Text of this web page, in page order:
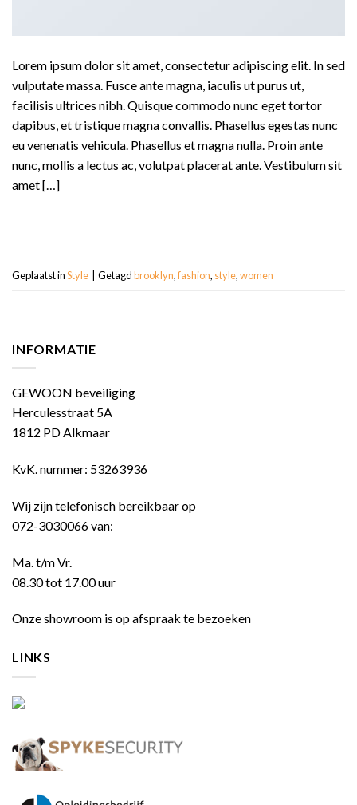
Lorem ipsum dolor sit amet, consectetur adipiscing elit. In sed
vulputate massa. Fusce ante magna, iaculis ut purus ut,
facilisis ultrices nibh. Quisque commodo nunc eget tortor
dapibus, et tristique magna convallis. Phasellus egestas nunc
eu venenatis vehicula. Phasellus et magna nulla. Proin ante
nunc, mollis a lectus ac, volutpat placerat ante. Vestibulum sit
amet […]
Geplaatst inStyle Getagdbrooklyn,fashion, style,women
INFORMATIE
GEWOON beveiliging
Herculesstraat 5A
1812 PD Alkmaar
KvK. nummer: 53263936
Wij zijn telefonisch bereikbaar op
072-3030066 van:
Ma. t/m Vr.
08.30 tot 17.00 uur
Onze showroom is op afspraak te bezoeken
LINKS